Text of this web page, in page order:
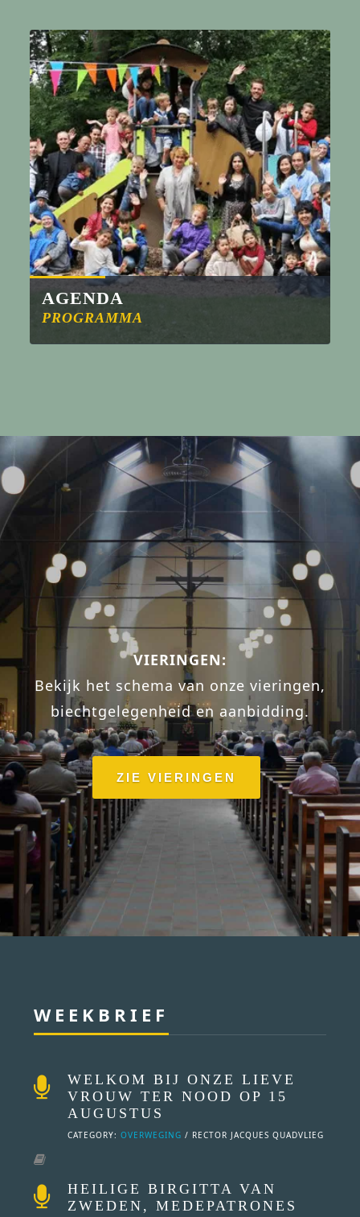
AGENDA
PROGRAMMA
VIERINGEN:
Bekijk het schema van onze vieringen,
biechtgelegenheid en aanbidding.
ZIE VIERINGEN
WEEKBRIEF
WELKOM BIJ ONZE LIEVE
VROUW TER NOOD OP 15
AUGUSTUS
CATEGORY:OVERWEGING / RECTOR JACQUES QUADVLIEG
HEILIGE BIRGITTA VAN
ZWEDEN, MEDEPATRONES